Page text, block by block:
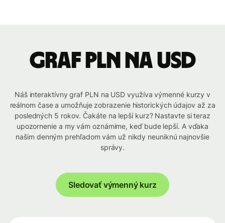
graf PLN na USD
Náš interaktívny graf PLN na USD využíva výmenné kurzy v
reálnom čase a umožňuje zobrazenie historických údajov až za
posledných 5 rokov. Čakáte na lepší kurz? Nastavte si teraz
upozornenie a my vám oznámime, keď bude lepší. A vďaka
našim denným prehľadom vám už nikdy neuniknú najnovšie
správy.
Sledovať výmenný kurz